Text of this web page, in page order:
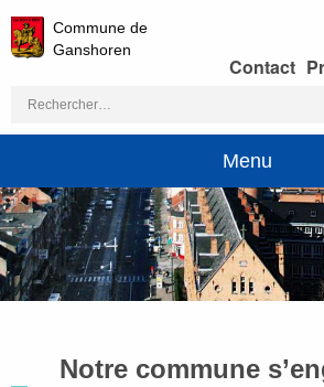
Commune de
Ganshoren
Contact
Rechercher :
Menu
Notre commune